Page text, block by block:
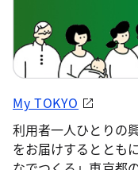
My TOKYO
利用者一人ひとりの
をお届けするととも